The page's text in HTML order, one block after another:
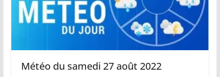
Météo du samedi 27 août 2022